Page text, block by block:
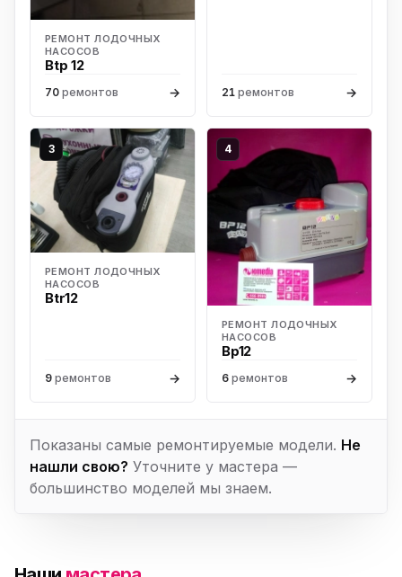
РЕМОНТ ЛОДОЧНЫХ
НАСОСОВ
Btp 12
70 ремонтов → 21 ремонтов →
3
РЕМОНТ ЛОДОЧНЫХ
НАСОСОВ
Btr12
9 ремонтов →
4
РЕМОНТ ЛОДОЧНЫХ
НАСОСОВ
Bp12
6 ремонтов →
Показаны самые ремонтируемые модели. Не
нашли свою? Уточните у мастера —
большинство моделей мы знаем.